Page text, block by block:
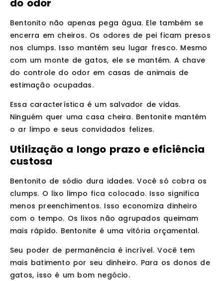
do odor
Bentonito não apenas pega água. Ele também se
encerra em cheiros. Os odores de pei ficam presos
nos clumps. Isso mantém seu lugar fresco. Mesmo
com um monte de gatos, ele se mantém. A chave
do controle do odor em casas de animais de
estimação ocupadas.
Essa característica é um salvador de vidas.
Ninguém quer uma casa cheira. Bentonite mantém
o ar limpo e seus convidados felizes.
Utilização a longo prazo e eficiência
custosa
Bentonito de sódio dura idades. Você só cobra os
clumps. O lixo limpo fica colocado. Isso significa
menos preenchimentos. Isso economiza dinheiro
com o tempo. Os lixos não agrupados queimam
mais rápido. Bentonite é uma vitória orçamental.
Seu poder de permanência é incrível. Você tem
mais batimento por seu dinheiro. Para os donos de
gatos, isso é um bom negócio.